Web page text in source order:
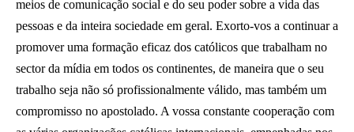
meios de comunicação social e do seu poder sobre a vida das
pessoas e da inteira sociedade em geral. Exorto-vos a continuar a
promover uma formação eficaz dos católicos que trabalham no
sector da mídia em todos os continentes, de maneira que o seu
trabalho seja não só profissionalmente válido, mas também um
compromisso no apostolado. A vossa constante cooperação com